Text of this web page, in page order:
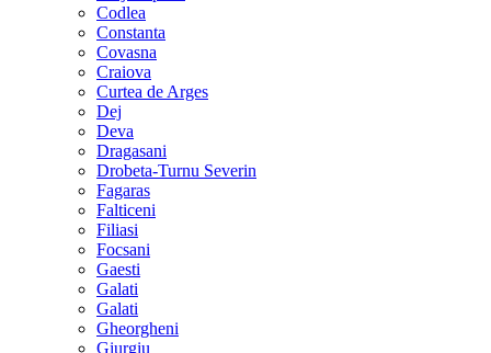
Codlea
Constanta
Covasna
Craiova
Curtea de Arges
Dej
Deva
Dragasani
Drobeta-Turnu Severin
Fagaras
Falticeni
Filiasi
Focsani
Gaesti
Galati
Galati
Gheorgheni
Giurgiu